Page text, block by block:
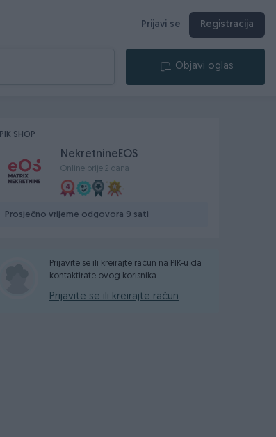
Prijavi se Registracija
Objavi oglas
PIK SHOP
NekretnineEOS
Online prije 2 dana
Prosječno vrijeme odgovora 9 sati
Prijavite se ili kreirajte račun na PIK-u da
kontaktirate ovog korisnika.
Prijavite se ili kreirajte račun